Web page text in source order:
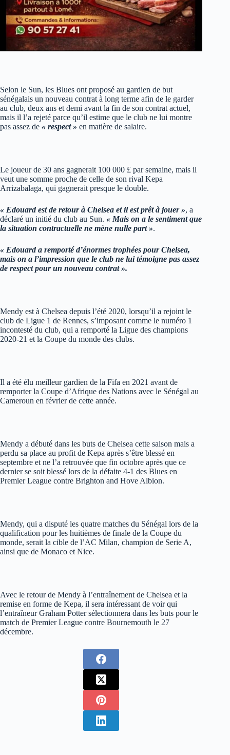
Selon le Sun, les Blues ont proposé au gardien de but
sénégalais un nouveau contrat à long terme afin de le garder
au club, deux ans et demi avant la fin de son contrat actuel,
mais il l’a rejeté parce qu’il estime que le club ne lui montre
pas assez de « respect » en matière de salaire.
Le joueur de 30 ans gagnerait 100 000 £ par semaine, mais il
veut une somme proche de celle de son rival Kepa
Arrizabalaga, qui gagnerait presque le double.
« Edouard est de retour à Chelsea et il est prêt à jouer », a
déclaré un initié du club au Sun. « Mais on a le sentiment que
la situation contractuelle ne mène nulle part ».
« Edouard a remporté d’énormes trophées pour Chelsea,
mais on a l’impression que le club ne lui témoigne pas assez
de respect pour un nouveau contrat ».
Mendy est à Chelsea depuis l’été 2020, lorsqu’il a rejoint le
club de Ligue 1 de Rennes, s’imposant comme le numéro 1
incontesté du club, qui a remporté la Ligue des champions
2020-21 et la Coupe du monde des clubs.
Il a été élu meilleur gardien de la Fifa en 2021 avant de
remporter la Coupe d’Afrique des Nations avec le Sénégal au
Cameroun en février de cette année.
Mendy a débuté dans les buts de Chelsea cette saison mais a
perdu sa place au profit de Kepa après s’être blessé en
septembre et ne l’a retrouvée que fin octobre après que ce
dernier se soit blessé lors de la défaite 4-1 des Blues en
Premier League contre Brighton and Hove Albion.
Mendy, qui a disputé les quatre matches du Sénégal lors de la
qualification pour les huitièmes de finale de la Coupe du
monde, serait la cible de l’AC Milan, champion de Serie A,
ainsi que de Monaco et Nice.
Avec le retour de Mendy à l’entraînement de Chelsea et la
remise en forme de Kepa, il sera intéressant de voir qui
l’entraîneur Graham Potter sélectionnera dans les buts pour le
match de Premier League contre Bournemouth le 27
décembre.